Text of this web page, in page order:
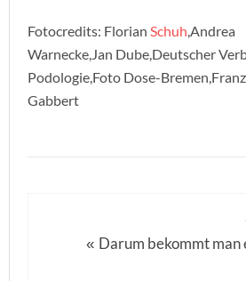
Fotocredits: Florian Schuh,Andrea
Warnecke,Jan Dube,Deutscher
Podologie,Foto Dose-
Gabbert
« Darum bekommt man